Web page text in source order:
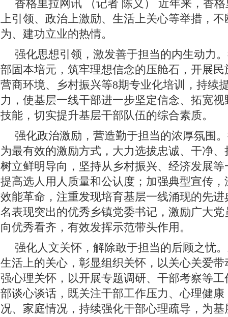
香格里拉网讯 （记者 陈义） 近年来，香
上引领、政治上激励、生活上关心等举措，
为、建功立业的热情。
强化思想引领，激发善于担当的内生动力
部固本培元，筑牢理想信念的压舱石，开展
营商环境、乡村振兴等8期专业化培训，持续
力，使基层一线干部进一步坚定信念、拓宽
技能，切实提升基层干部队伍的综合素质。
强化政治激励，营造勤于担当的浓厚氛围
为最有效的激励方式，大力选拔忠诚、干净
树立鲜明导向，坚持从乡村振兴、经济发展
提高选人用人质量和公认度；加强典型宣传
效能革命，注重发现培育基层一线涌现的先
名表现突出的优秀乡镇党委书记，激励广大
向优秀看齐，有效发挥示范带头作用。
强化人文关怀，解除敢于担当的后顾之忧
生活上的关心，彰显组织关怀，以关心关爱
强心理关怀，以开展专题调研、干部考察等
部谈心谈话，既关注干部工作压力、心理健
况、家庭情况，持续强化干部心理疏导，为